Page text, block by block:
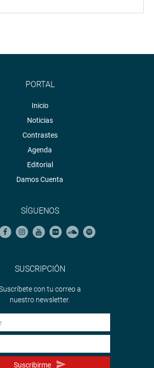
PORTAL
Inicio
Noticias
Contrastes
Agenda
Editorial
Damos Cuenta
SÍGUENOS
SUSCRIPCIÓN
con tu correo a
nuestro newsletter.
Suscribirme